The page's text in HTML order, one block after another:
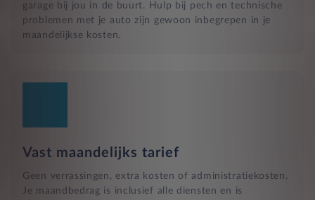
garage bij jou in de buurt. Hulp bij pech en technische
problemen met je auto zijn gewoon inbegrepen in je
maandelijkse kosten.
Vast maandelijks tarief
Geen verrassingen, extra kosten of administratiekosten.
Je maandbedrag is inclusief alle diensten en is